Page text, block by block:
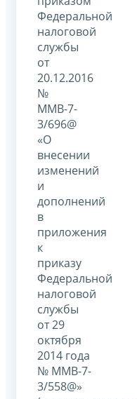
Федеральной
налоговой
службы
от
20.12.2016
№
ММВ-7-
3/696@
«О
внесении
изменений
и
дополнений
в
приложения
к
приказу
Федеральной
налоговой
службы
от 29
октября
2014 года
№ ММВ-7-
3/558@»